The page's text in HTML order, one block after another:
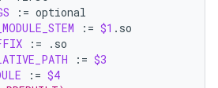
:=
:= $1
:=
:= $3
:= $4